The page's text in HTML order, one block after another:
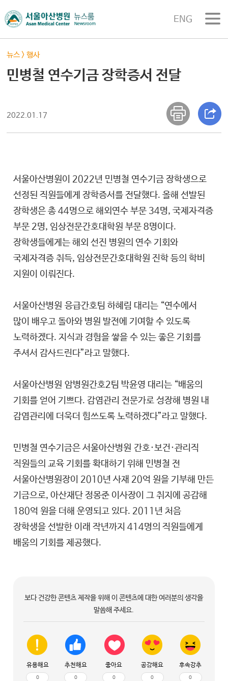
ENG
뉴스 >행사
민병철 연수기금 장학증서 전달
2022.01.17
서울아산병원이 2022년 민병철 연수기금 장학생으로
선정된 직원들에게 장학증서를 전달했다. 올해 선발된
장학생은 총 44명으로 해외연수 부문 34명, 국제자격증
부문 2명, 임상전문간호대학원 부문 8명이다.
장학생들에게는 해외 선진 병원의 연수 기회와
국제자격증 취득, 임상전문간호대학원 진학 등의 학비
지원이 이뤄진다.
서울아산병원응급간호팀 하혜림 대리는 “연수에서
많이 배우고 돌아와 병원 발전에 기여할 수 있도록
노력하겠다. 지식과 경험을 쌓을 수 있는 좋은 기회를
주셔서 감사드린다”라고 말했다.
서울아산병원암병원간호2팀 박윤영 대리는 “배움의
기회를 얻어 기쁘다. 감염관리 전문가로 성장해 병원 내
감염관리에 더욱더 힘쓰도록 노력하겠다”라고 말했다.
민병철 연수기금은서울아산병원 간호·보건·관리직
직원들의 교육 기회를 확대하기 위해 민병철 전
서울아산병원장이 2010년 사재 20억 원을 기부해 만든
기금으로, 아산재단 정몽준 이사장이 그 취지에 공감해
180억 원을 더해 운영되고 있다. 2011년 처음
장학생을 선발한 이래 작년까지 414명의 직원들에게
배움의 기회를 제공했다.
보다 건강한 콘텐츠 제작을 위해 이 콘텐츠에 대한 여러분의 생각을
말씀해 주세요.
유용해요
0
추천해요
0
좋아요
0
공감해요
0
후속강추
0